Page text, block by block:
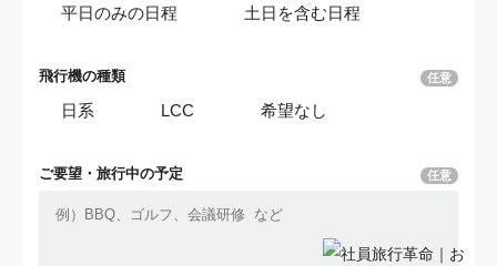
平日のみの日程 土日を含む日程
飛行機の種類 任意
日系 LCC 希望なし
ご要望・ 旅行中の予定 任意